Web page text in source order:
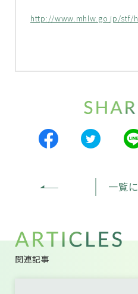
http://www.mhlw.go.jp/stf/
一覧
関連記事